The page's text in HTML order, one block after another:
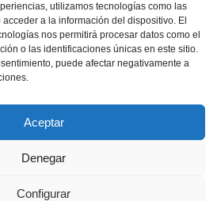
utilizamos tecnologías como las
a la información del dispositivo. El
nos permitirá procesar datos como el
o las identificaciones únicas en este sitio.
puede afectar negativamente a
Aceptar
Denegar
Configurar
Política de privacidad
Política de Cookies